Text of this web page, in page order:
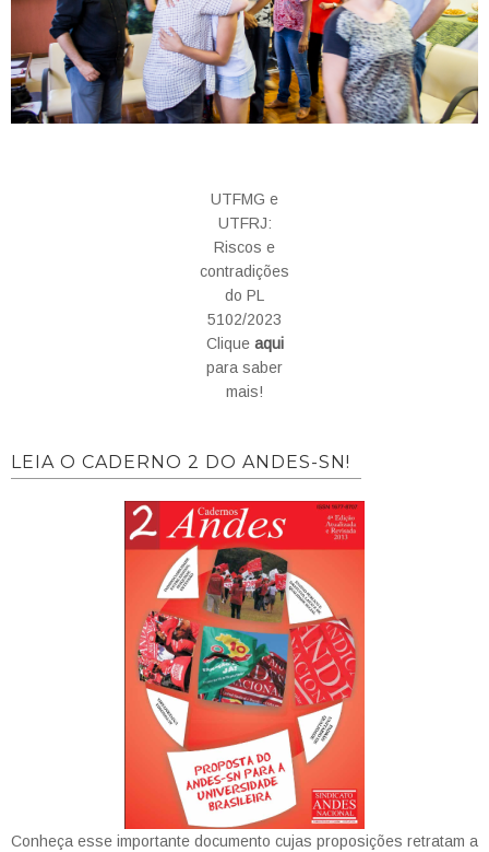
UTFMG e
UTFRJ:
Riscos e
contradições
do PL
5102/2023
Clique aqui
para saber
mais!
LEIA O CADERNO 2 DO ANDES-SN!
Conheça esse importante documento cujas proposições retratam a